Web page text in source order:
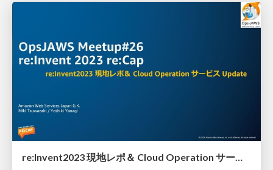
re:Invent2023 現地レポ＆ Cloud Operation サービス Update